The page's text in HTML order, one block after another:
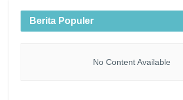
Berita Populer
No Content Available